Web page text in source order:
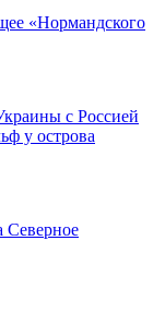
«Нормандского
с Россией
у острова
Северное